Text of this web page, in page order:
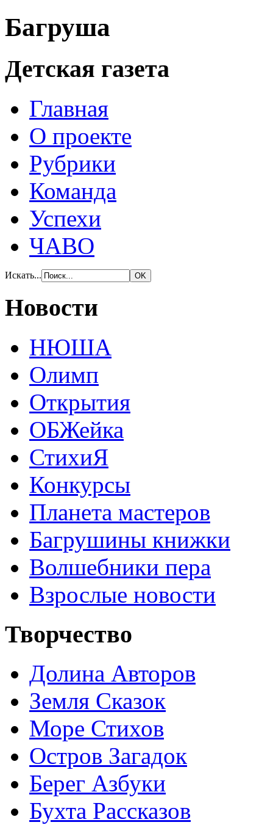
Багруша
Детская газета
Главная
О проекте
Рубрики
Команда
Успехи
ЧАВО
Искать...
Новости
НЮША
Олимп
Открытия
ОБЖейка
СтихиЯ
Конкурсы
Планета мастеров
Багрушины книжки
Волшебники пера
Взрослые новости
Творчество
Долина Авторов
Земля Сказок
Море Стихов
Остров Загадок
Берег Азбуки
Бухта Рассказов